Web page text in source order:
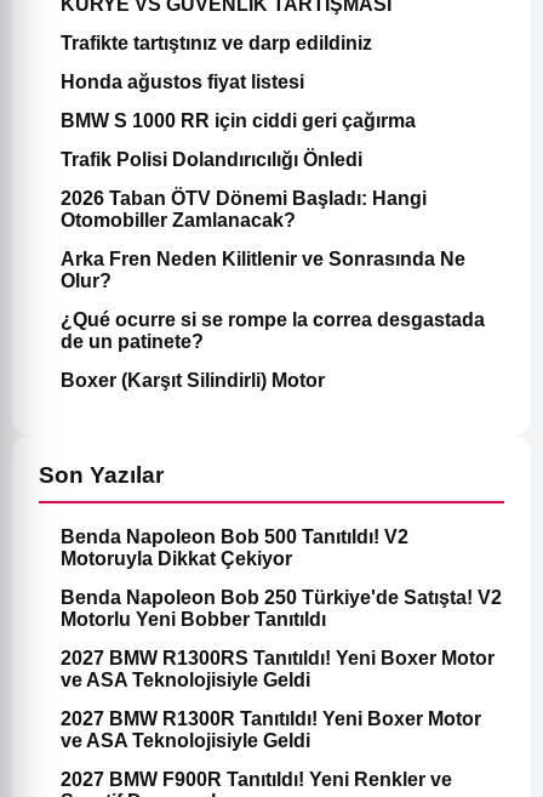
KURYE VS GÜVENLİK TARTIŞMASI
Trafikte tartıştınız ve darp edildiniz
Honda ağustos fiyat listesi
BMW S 1000 RR için ciddi geri çağırma
Trafik Polisi Dolandırıcılığı Önledi
2026 Taban ÖTV Dönemi Başladı: Hangi
Otomobiller Zamlanacak?
Arka Fren Neden Kilitlenir ve Sonrasında Ne
Olur?
¿Qué ocurre si se rompe la correa desgastada
de un patinete?
Boxer (Karşıt Silindirli) Motor
Son Yazılar
Benda Napoleon Bob 500 Tanıtıldı! V2
Motoruyla Dikkat Çekiyor
Benda Napoleon Bob 250 Türkiye'de Satışta! V2
Motorlu Yeni Bobber Tanıtıldı
2027 BMW R1300RS Tanıtıldı! Yeni Boxer Motor
ve ASA Teknolojisiyle Geldi
2027 BMW R1300R Tanıtıldı! Yeni Boxer Motor
ve ASA Teknolojisiyle Geldi
2027 BMW F900R Tanıtıldı! Yeni Renkler ve